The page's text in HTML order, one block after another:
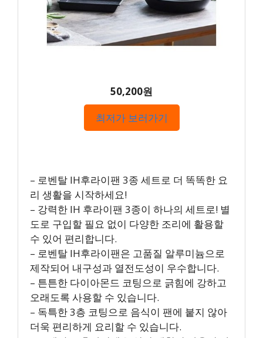
50,200원
최저가 보러가기
– 로벤탈 IH후라이팬 3종 세트로 더 똑똑한 요
리 생활을 시작하세요!
– 강력한 IH 후라이팬 3종이 하나의 세트로! 별
도로 구입할 필요 없이 다양한 조리에 활용할
수 있어 편리합니다.
– 로벤탈 IH후라이팬은 고품질 알루미늄으로
제작되어 내구성과 열전도성이 우수합니다.
– 튼튼한 다이아몬드 코팅으로 긁힘에 강하고
오래도록 사용할 수 있습니다.
– 독특한 3층 코팅으로 음식이 팬에 붙지 않아
더욱 편리하게 요리할 수 있습니다.